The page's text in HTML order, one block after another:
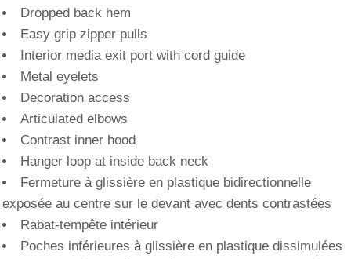
Dropped back hem
Easy grip zipper pulls
Interior media exit port with cord guide
Metal eyelets
Decoration access
Articulated elbows
Contrast inner hood
Hanger loop at inside back neck
Fermeture à glissière en plastique bidirectionnelle
exposée au centre sur le devant avec dents contrastées
Rabat-tempête intérieur
Poches inférieures à glissière en plastique dissimulées